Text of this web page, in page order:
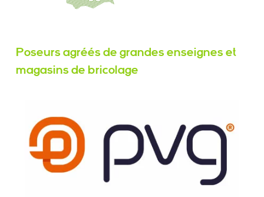
Poseurs agréés de grandes enseignes et
magasins de bricolage